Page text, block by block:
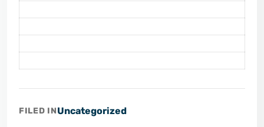
FILED INUncategorized